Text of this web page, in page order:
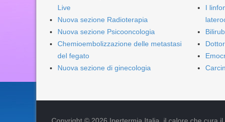
Live
Nuova sezione Radioterapia
Nuova sezione Psicooncologia
Chemioembolizzazione delle metastasi
del fegato
Nuova sezione di ginecologia
I